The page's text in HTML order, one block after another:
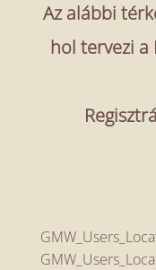
Az alábbi
hol tervezi a